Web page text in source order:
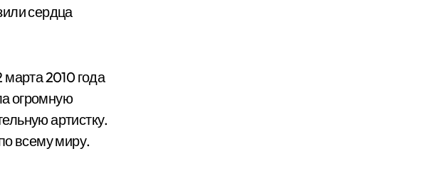
сердца
2010 года
огромную
артистку.
всему миру.